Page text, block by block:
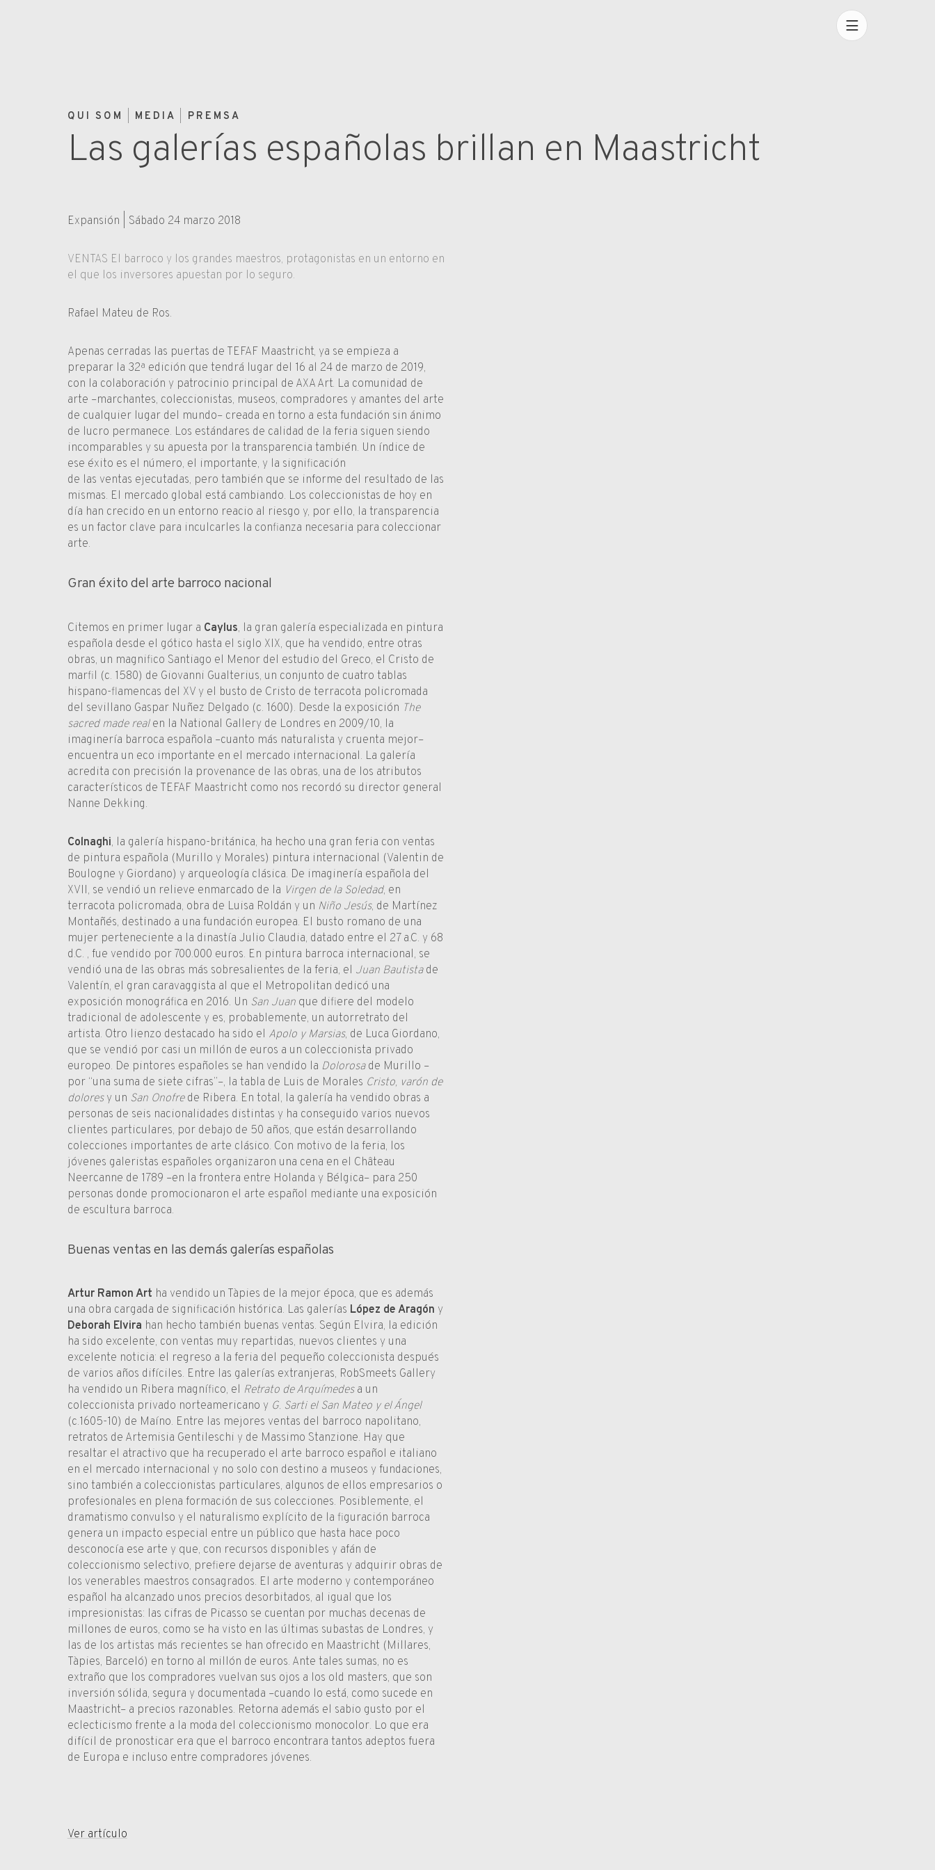
QUI SOM MEDIA PREMSA
Las galerías españolas brillan en Maastricht
Expansión | Sábado 24 marzo 2018
VENTAS El barroco y los grandes maestros, protagonistas en un entorno en
el que los inversores apuestan por lo seguro.
Rafael Mateu de Ros.
Apenas cerradas las puertas de TEFAF Maastricht, ya se empieza a
preparar la 32ª edición que tendrá lugar del 16 al 24 de marzo de 2019,
con la colaboración y patrocinio principal de AXA Art. La comunidad de
arte –marchantes, coleccionistas, museos, compradores y amantes del arte
de cualquier lugar del mundo– creada en torno a esta fundación sin ánimo
de lucro permanece. Los estándares de calidad de la feria siguen siendo
incomparables y su apuesta por la transparencia también. Un índice de
ese éxito es el número, el importante, y la significación
de las ventas ejecutadas, pero también que se informe del resultado de las
mismas. El mercado global está cambiando. Los coleccionistas de hoy en
día han crecido en un entorno reacio al riesgo y, por ello, la transparencia
es un factor clave para inculcarles la confianza necesaria para coleccionar
arte.
Gran éxito del arte barroco nacional
Citemos en primer lugar a Caylus, la gran galería especializada en pintura
española desde el gótico hasta el siglo XIX, que ha vendido, entre otras
obras, un magnifico Santiago el Menor del estudio del Greco, el Cristo de
marfil (c. 1580) de Giovanni Gualterius, un conjunto de cuatro tablas
hispano-flamencas del XV y el busto de Cristo de terracota policromada
del sevillano Gaspar Nuñez Delgado (c. 1600). Desde la exposición The
sacred made realen la National Gallery de Londres en 2009/10, la
imaginería barroca española –cuanto más naturalista y cruenta mejor–
encuentra un eco importante en el mercado internacional. La galería
acredita con precisión la provenance de las obras, una de los atributos
característicos de TEFAF Maastricht como nos recordó su director general
Nanne Dekking.
Colnaghi, la galería hispano-británica, ha hecho una gran feria con ventas
de pintura española (Murillo y Morales) pintura internacional (Valentin de
Boulogne y Giordano) y arqueología clásica. De imaginería española del
XVII, se vendió un relieve enmarcado de la Virgen de la Soledad, en
terracota policromada, obra de Luisa Roldán y un Niño Jesús, de Martínez
Montañés, destinado a una fundación europea. El busto romano de una
mujer perteneciente a la dinastía Julio Claudia, datado entre el 27 a.C. y 68
d.C. , fue vendido por 700.000 euros. En pintura barroca internacional, se
vendió una de las obras más sobresalientes de la feria, el Juan Bautistade
Valentín, el gran caravaggista al que el Metropolitan dedicó una
exposición monográfica en 2016. Un San Juanque difiere del modelo
tradicional de adolescente y es, probablemente, un autorretrato del
artista. Otro lienzo destacado ha sido el Apolo y Marsias, de Luca Giordano,
que se vendió por casi un millón de euros a un coleccionista privado
europeo. De pintores españoles se han vendido la Dolorosade Murillo –
por “una suma de siete cifras”–, la tabla de Luis de Morales Cristo, varón de
doloresy un San Onofrede Ribera. En total, la galería ha vendido obras a
personas de seis nacionalidades distintas y ha conseguido varios nuevos
clientes particulares, por debajo de 50 años, que están desarrollando
colecciones importantes de arte clásico. Con motivo de la feria, los
jóvenes galeristas españoles organizaron una cena en el Château
Neercanne de 1789 –en la frontera entre Holanda y Bélgica– para 250
personas donde promocionaron el arte español mediante una exposición
de escultura barroca.
Buenas ventas en las demás galerías españolas
Artur Ramon Art ha vendido un Tàpies de la mejor época, que es además
una obra cargada de significación histórica. Las galerías López de Aragón y
Deborah Elvira han hecho también buenas ventas. Según Elvira, la edición
ha sido excelente, con ventas muy repartidas, nuevos clientes y una
excelente noticia: el regreso a la feria del pequeño coleccionista después
de varios años difíciles. Entre las galerías extranjeras, RobSmeets Gallery
ha vendido un Ribera magnífico, el Retrato de Arquímedesa un
coleccionista privado norteamericano y G. Sarti el San Mateo y el Ángel
(c.1605-10) de Maíno. Entre las mejores ventas del barroco napolitano,
retratos de Artemisia Gentileschi y de Massimo Stanzione. Hay que
resaltar el atractivo que ha recuperado el arte barroco español e italiano
en el mercado internacional y no solo con destino a museos y fundaciones,
sino también a coleccionistas particulares, algunos de ellos empresarios o
profesionales en plena formación de sus colecciones. Posiblemente, el
dramatismo convulso y el naturalismo explícito de la figuración barroca
genera un impacto especial entre un público que hasta hace poco
desconocía ese arte y que, con recursos disponibles y afán de
coleccionismo selectivo, prefiere dejarse de aventuras y adquirir obras de
los venerables maestros consagrados. El arte moderno y contemporáneo
español ha alcanzado unos precios desorbitados, al igual que los
impresionistas: las cifras de Picasso se cuentan por muchas decenas de
millones de euros, como se ha visto en las últimas subastas de Londres, y
las de los artistas más recientes se han ofrecido en Maastricht (Millares,
Tàpies, Barceló) en torno al millón de euros. Ante tales sumas, no es
extraño que los compradores vuelvan sus ojos a los old masters, que son
inversión sólida, segura y documentada –cuando lo está, como sucede en
Maastricht– a precios razonables. Retorna además el sabio gusto por el
eclecticismo frente a la moda del coleccionismo monocolor. Lo que era
difícil de pronosticar era que el barroco encontrara tantos adeptos fuera
de Europa e incluso entre compradores jóvenes.
Ver artículo